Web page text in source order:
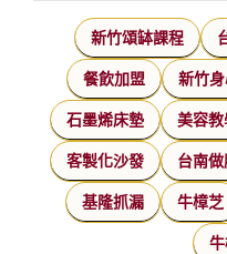
新竹頌缽課程
餐飲加盟 新竹
石墨烯床墊 美容教
客製化沙發 台南做
基隆抓漏 牛樟芝